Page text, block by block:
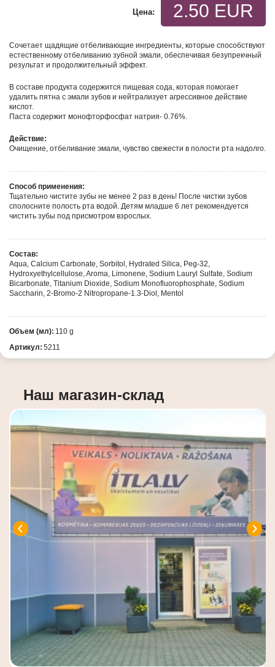
2.50 EUR
Цена:
Сочетает щадящие отбеливающие ингредиенты, которые способствуют
естественному отбеливанию зубной эмали, обеспечивая безупрекчный
результат и продолжительный эффект.
В составе продукта содержится пищевая сода, которая помогает
удалить пятна с эмали зубов и нейтрализует агрессивное действие
кислот.
Паста содержит монофторфосфат натрия- 0.76%.
Действие:
Очищение, отбеливание эмали, чувство свежести в полости рта надолго.
Способ применения:
Тщательно чистите зубы не менее 2 раз в день! После чистки зубов
сполосните полость рта водой. Детям младше 6 лет рекомендуется
чистить зубы под присмотром взрослых.
Состав:
Aqua, Calcium Carbonate, Sorbitol, Hydrated Silica, Peg-32,
Hydroxyethylcellulose, Aroma, Limonene, Sodium Lauryl Sulfate, Sodium
Bicarbonate, Titanium Dioxide, Sodium Monofluorophosphate, Sodium
Saccharin, 2-Bromo-2 Nitropropane-1.3-Diol, Mentol
Объем (мл): 110 g
Артикул: 5211
Наш магазин-склад